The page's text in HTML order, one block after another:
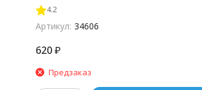
4.2
Артикул: 34606
620 ₽
Предзаказ